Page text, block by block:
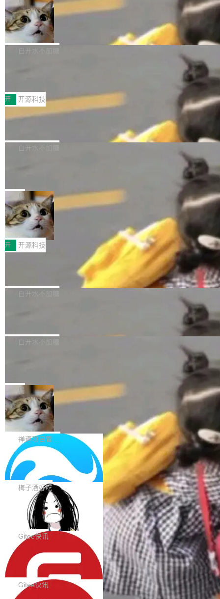
通过 AirDop 共享书籍的功能 Content server：
支持可向服务器后端添加新端点的插件 Edit boo
k：Compress images：添加将 GIF 图像转换为
JPEG/WebP 的选项 ToC Editor：添加一个按
故事"。视频核心观点很简单：SwiftUI 发布七年
了，仍然像一个永久公测版。 Manshin 从数据
流、布局系统、API 稳定性、性能、跨平台五个
维度逐一批判了 SwiftUI。最让人印象深刻的一
一，界面错位。他说这个问题"两年前就发现了，
至今没变"。 数据流方面，Manshin 指出 SwiftU
I 的属性包装器演进史...
局
DBeaver 26.1.4 发布
DBeaver 是一个免费开源的通用数据库工具，适
用于开发人员和数据库管理员。DBeaver 26.1.4
AI 聊天功能（添加了一些快捷键）</span></li>
<li><span style="color:#000000">新增了始终
在新 SQL 控制台中打开 AI 生成的脚本的功能</
span></li> <li><span style="color:#000000...
白开水不加糖
2026卫星活动——第二届多语种对话语音语言模
型挑战赛 （Multilingual Conversational Speec
h Language Model Challenge，MLC-SLM）T
ask 1赛道中，传音TEX AI中心语音算法团队以
自主研发的说话人归属多语种自动语音识别系统
化系统等关键方向的系统性技术实力。 本届赛事
聚焦多语言对话语音模型面临的关键技术挑战，
共吸引来自全球工业界与学术界的1...
开 开源科技
Qwen3.8-Max 发布，下周开源 Qwen3.
千问大模型宣布正式推出 Qwen 家族迄今最强大
的模型 Qwen3.8-Max，也是其首个 Max 规模
5 的架构基础构建，参数规模扩展至 2.4 万亿，
激活参数95B，支持100万上下文Tokens，在编
程、办公、科研以及长周期任务等方面实现了全
面提升。它不仅能应对更具挑战性的问题，还能
更可靠地端到端完成复杂任务，输出值得信赖的
成果。 全球开发者都可通过千问 AI 平台获得 Q
wen3.8 的 API 服务：国内每百万 Tok...
白开水不加糖
态生成模型，能生成带原生立体声的 2K 视频。
没有发布会，没有预告，直接扔了篇文章出来，
权重已经上传至 Hugging Face。 去年国内的视
频生成模型还在追 Runway 和 Pika 的参数，今
天 MiniMax H3 从架构到许可都摆上台面了。一
个模型，三个模块，两个开源。 H3 由三个模块
组成：H3-Context-IR 负责多模态指令理解和编
排（闭源，提供 API）；H3-Base 是核心生成模
型，33B 参数，负责 768p 音视频生成（开
局
DeepSeek-V4-Flash正式版API上线超
算互联网
近日，DeepSeek-V4-Flash 正式版 API 开启公
开测试。国家超算互联网正式上线 DeepSeek-V
4-Flash 正式版（DeepSeek-V4-Flash-0731）
模型 API 调用服务和模型文件。 DeepSeek-V4-
Flash-0731 经过大量后训练工作，智能体能力
大幅增强，指令遵循能力大幅增强。在多项基准
模型 API 调用服务，用户无需繁琐环境配置，一
开 开源科技
Docker 29.7.1 现已发布，具体更新内容如下：
Bug fixes and enhancements 修复了一个回归
绝遍历绝对符号链接的容器路径，例如/var/run -
更新说明：https://github.com/moby/...
白开水不加糖
计语言和 React 组件库。Ant Design 6.5.3 现
ut.OTP 的 mask 为 true 时仍显示原始值的问
题。#58805 修复 Input.TextArea 调整大小手柄
在触摸设备上显示为小圆点的问题。#58812 Ty
pography 优化 Typography 省略提示在大列表
中的渲染性能。#58806 修复 Typography...
白开水不加糖
比它便宜的。 Artificial Analysis 更新了 DeepS
eek V4 Flash 0731 的完整评测。一张 Intellige
nce Index vs Cost per Task 的散点图上，13
个模型排成一列，V4 Flash 贴着底部：$0.03
一次任务。 V4 Flash 的 Intelligence Index 得
分 50，在 101 个模型中排第 3。排在它前面
的：Claude Opus 5（61 分）、Claude Fable
5（60 分）、GPT-5.6 Sol（59 分）、Kimi K3
（57 分）、Grok 4...
局
禅道开源版 22.4 发布，内置 DevOps4.
0 正式版，提供从代码提交到交付的全
生命周期的管理能力
大家好， 禅道开源版22.4发布啦！本次发布我们
带来了DevOps4.0系列的首个正式版本。 DevO
ps4.0内置与禅道DevOps专业版同源的代码管理
核心，依托于全自研的GitFox代码托管引擎，我
们提供了从代码提交到交付的全生命周期的管理
能力。同时，我们 对禅道DevOps现有底层代码
进行了革命性的重构，为后续AI辅助编程、智能
代码评审及自动化运维的全面落地夯实了“一体
化”的基座。 新版本将为用户带来更好的使用体
验和更高的工作效率，感谢大家一直以来的支持
和反馈，我们将继续努力提供更优秀的产品和服
务！ 新增功能点 DevOps： 采用自研代码托管
平台，支持一站式安装，提供从代码提交到交付
的...
Solon 的 10 种 HTTP 服务器：改一行
依赖，换一个引擎
用 Solon 做线上项目有一阵子了，有个点总让新
接触的人觉得意外：服务器引擎是让你选的。 S
olon 内核约 0.3MB，不内置固定的 HTTP 服务
器。HTTP 引擎是一个独立插件。你选一个，或
者选两个，不同环境之间切换，一行应用代码都
不用改。 下面快速过一下 10 种 HTTP 服务器
选项，各自适合什么场景，以及怎么切换。 一行
依赖替换 在 Solon 里换 HTTP 服务器就是改 po
m.xml 里一个依赖，别的什么都不用动。 <depe
factId>solon-web</artifac...
梅子酒好吃
BootstrapBlazor v10.9.0 已经发布，B
ootstrap 样式的 Blazor UI 组件库
BootstrapBlazor v10.9.0 已经发布，Bootstrap
样式的 Blazor UI 组件库 此版本更新内容包括：
Release 2026-07-31 V10.9.0 Fixes fix(MultiFi
lter): 增加暗黑主题支持 by @ArgoZhang in htt
ps://github.com/dotnetcore/BootstrapBlazor/p
ull/8239 fix(Camera): 增加 exact 显式设置设备
id by @kkxkx in https://github.com/dotnetcor
Gitee快讯
SolonCode v2026.8.2 已经发布，终端
智能体
SolonCode v2026.8.2 已经发布，终端智能体
此版本更新内容包括： 优化 soloncode run 模
式（参考 run-headless-mode.md） 添加 solon
Gitee快讯